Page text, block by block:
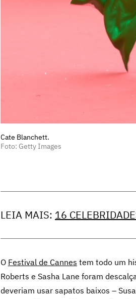
Cate Blanchett.
Foto: Getty Images
LEIA MAIS: 16
O Festival de Cannes tem todo um
Roberts e Sasha Lane foram
deveriam usar sapatos baixos –